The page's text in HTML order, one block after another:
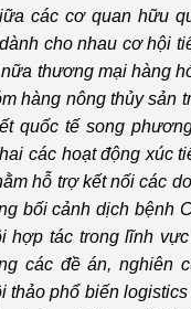
các cơ quan hữu
cho nhau cơ hội
thương mại hàng
hàng nông thủy sản
quốc tế song
các hoạt động xúc
hỗ trợ kết nối các
bối cảnh dịch bệnh
hợp tác trong lĩnh
các đề án, nghiên
thảo phổ biến